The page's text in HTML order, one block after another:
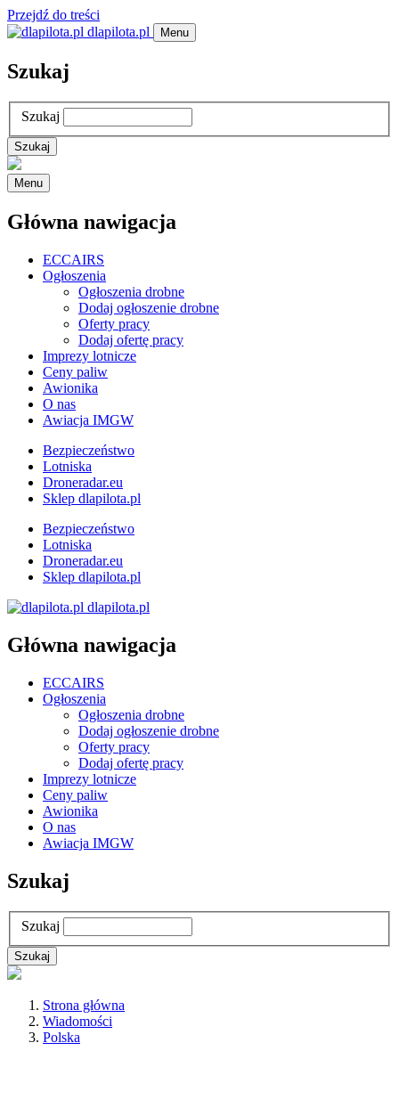
Przejdź do treści
dlapilota.pl
Menu
Szukaj
Szukaj
Menu
Główna nawigacja
ECCAIRS
Ogłoszenia
Ogłoszenia drobne
Dodaj ogłoszenie drobne
Oferty pracy
Dodaj ofertę pracy
Imprezy lotnicze
Ceny paliw
Awionika
O nas
Awiacja IMGW
Bezpieczeństwo
Lotniska
Droneradar.eu
Sklep dlapilota.pl
Bezpieczeństwo
Lotniska
Droneradar.eu
Sklep dlapilota.pl
dlapilota.pl
Główna nawigacja
ECCAIRS
Ogłoszenia
Ogłoszenia drobne
Dodaj ogłoszenie drobne
Oferty pracy
Dodaj ofertę pracy
Imprezy lotnicze
Ceny paliw
Awionika
O nas
Awiacja IMGW
Szukaj
Szukaj
Strona główna
Wiadomości
Polska